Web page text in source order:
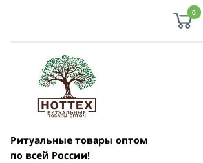
0
Ритуальные товары оптом
по всей России!